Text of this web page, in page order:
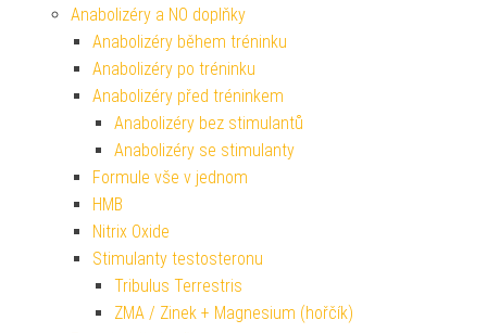
Anabolizéry a NO doplňky
Anabolizéry během tréninku
Anabolizéry po tréninku
Anabolizéry před tréninkem
Anabolizéry bez stimulantů
Anabolizéry se stimulanty
Formule vše v jednom
HMB
Nitrix Oxide
Stimulanty testosteronu
Tribulus Terrestris
ZMA / Zinek + Magnesium (hořčík)